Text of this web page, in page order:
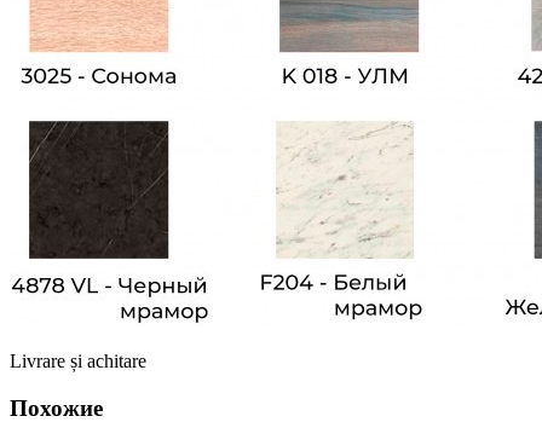
Livrare și achitare
Похожие